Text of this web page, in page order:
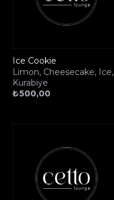
Ice Cookie
Limon, Cheesecake, Ice,
Kurabiye
₺500,00